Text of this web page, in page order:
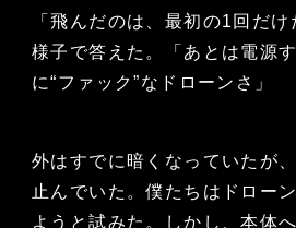
「飛んだのは、最初の1回だ
様子で答えた。「あとは電源
に“ファック”なドローンさ」
外はすでに暗くなっていたが
止んでいた。僕たちはドロー
ようと試みた。しかし、本体